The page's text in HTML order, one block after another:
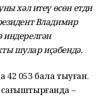
хәл итеү өсөн етди
Владимир
шулар иҫәбендә.
42 053 бала тыуған.
–